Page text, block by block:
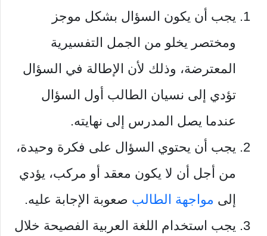
يجب أن يكون السؤال بشكل موجز
ومختصر يخلو من الجمل التفسيرية
المعترضة، وذلك لأن الإطالة في السؤال
تؤدي إلى نسيان الطالب أول السؤال
عندما يصل المدرس إلى نهايته.
يجب أن يحتوي السؤال على فكرة وحيدة،
من أجل أن لا يكون معقد أو مركب، يؤدي
إلى مواجهة الطالب صعوبة الإجابة عليه.
يجب استخدام اللغة العربية الفصيحة خلال